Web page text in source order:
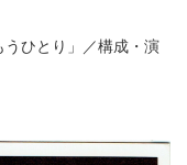
ひとり」／構成・演